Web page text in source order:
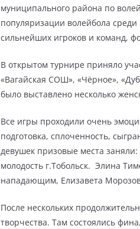
муниципального района по
популяризации волейбола
сильнейших игроков и команд,
В открытом турнире приняло
«Вагайская СОШ», «Чёрное»,
было выставлено несколько
Все игры проходили очень
подготовка, сплоченность,
девушек призовые места
молодость г.Тобольск. Элина
нападающим, Елизавета
После нескольких
творчества. Там состоялись